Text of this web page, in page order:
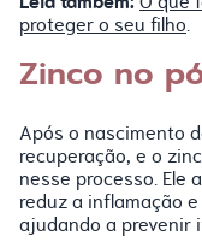
proteger o seu filho.
Zinco no
Após o nascimento
recuperação, e o
nesse processo. Ele
reduz a inflamação
ajudando a prevenir